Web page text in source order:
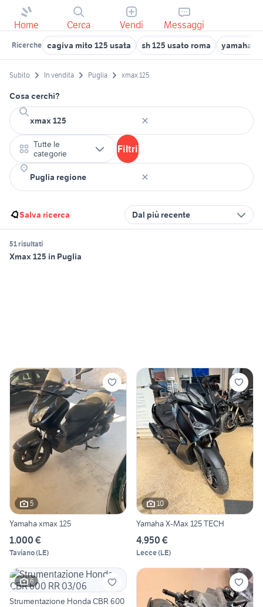
Home Cerca Vendi Messaggi
Ricerche cagiva mito 125 usata sh 125 usato roma yamaha
Subito In vendita Puglia xmax 125
Cosa cerchi?
Tutte le
categorie
Filtri
Salva ricerca Dal più recente
51 risultati
Xmax 125 in Puglia
5
Yamaha xmax 125
1.000 €
Taviano(LE)
10
Yamaha X-Max 125 TECH
4.950 €
Lecce(LE)
6
Strumentazione Honda CBR 600